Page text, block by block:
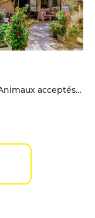
Accès handicapés | Animaux acceptés | Hébergement | Menu enfants